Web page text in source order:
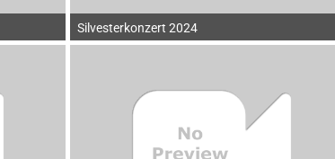
Silvesterkonzert 2024